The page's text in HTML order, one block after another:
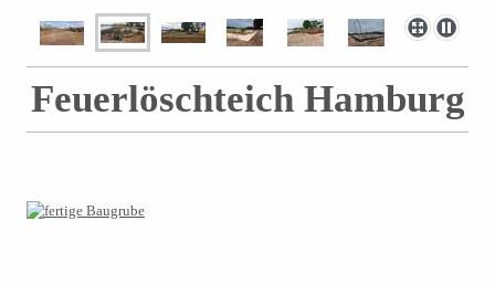
Feuerlöschteich Hamburg